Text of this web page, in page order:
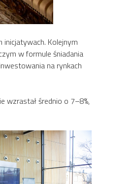
Kolejnym
w formule śniadania
na rynkach
wzrastał średnio o 7–8%,